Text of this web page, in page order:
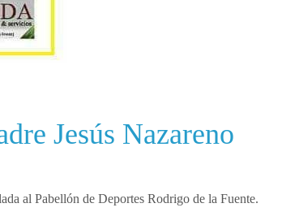
Jesús Nazareno
al Pabellón de Deportes Rodrigo de la Fuente.